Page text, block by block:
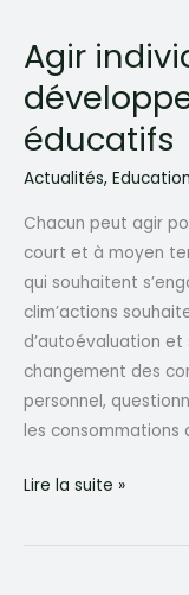
Agir
éducatifs
Actualités, Education
Chacun peut agir
court et à moyen
qui souhaitent
clim’actions
d’autoévaluation et
changement des
personnel,
les consommations
Agir
et
Lire la suite »